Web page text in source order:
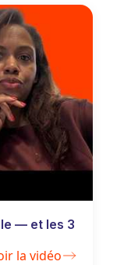
— et les 3
la vidéo